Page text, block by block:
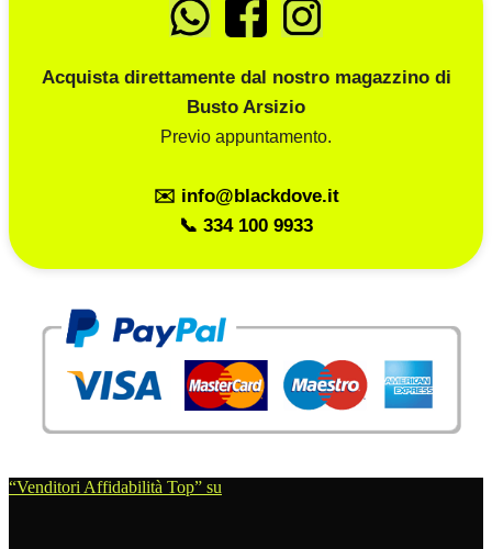
Acquista direttamente dal nostro magazzino di
Busto Arsizio
Previo appuntamento.
✉️ info@blackdove.it
📞 334 100 9933
“Venditori Affidabilità Top” su